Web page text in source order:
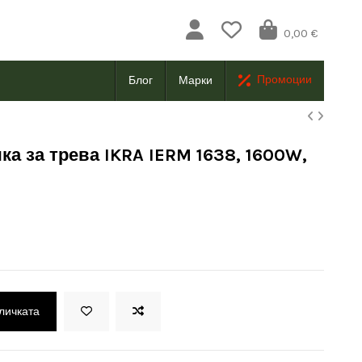
0,00 €
Промоции
Марки
Блог
за трева IKRA IERM 1638, 1600W,